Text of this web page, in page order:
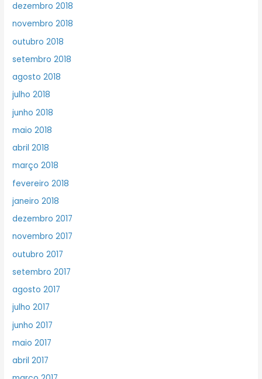
dezembro 2018
novembro 2018
outubro 2018
setembro 2018
agosto 2018
julho 2018
junho 2018
maio 2018
abril 2018
março 2018
fevereiro 2018
janeiro 2018
dezembro 2017
novembro 2017
outubro 2017
setembro 2017
agosto 2017
julho 2017
junho 2017
maio 2017
abril 2017